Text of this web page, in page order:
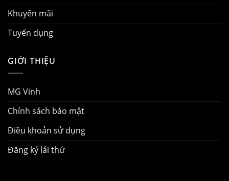
Khuyến mãi
Tuyển dụng
GIỚI THIỆU
MG Vinh
Chính sách bảo mật
Điều khoản sử dụng
Đăng ký lái thử